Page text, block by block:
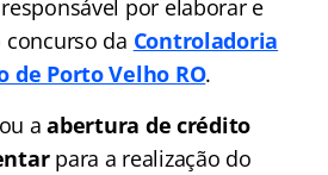
por elaborar e
da Controladoria
de Porto Velho RO.
aabertura de crédito
para a realização do